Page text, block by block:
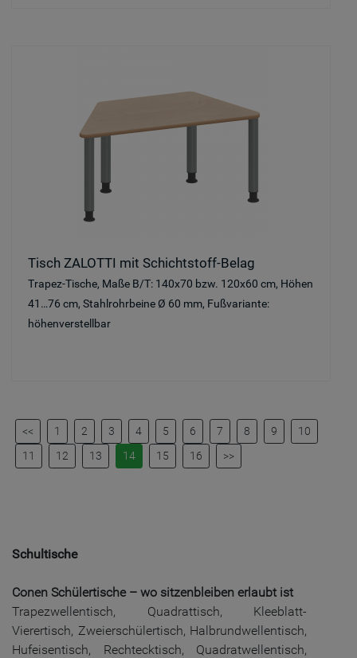
Tisch ZALOTTI mit Schichtstoff-Belag
Trapez-Tische, Maße B/T: 140x70 bzw. 120x60 cm, Höhen
41…76 cm, Stahlrohrbeine Ø 60 mm, Fußvariante:
höhenverstellbar
<< 1 2 3 4 5 6 7 8 9
10
11
12 13 14 15 16 >>
Schultische
Conen Schülertische – wo sitzenbleiben erlaubt ist
Trapezwellentisch, Quadrattisch, Kleeblatt-
Vierertisch, Zweierschülertisch, Halbrundwellentisch,
Hufeisentisch, Rechtecktisch, Quadratwellentisch,